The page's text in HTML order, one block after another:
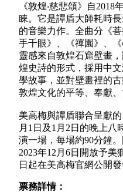
《敦煌‧慈悲頌》自
睞。它是譚盾大師耗時
的音樂力作。全曲分《
手千眼》、《禪園》、
靈感來自敦煌石窟壁畫
煌史詩的形式，採用中
學故事，並對壁畫裡的
敦煌文化的平等、奉獻、
美高梅與譚盾聯合呈獻的
月1日及1月2日的晚上八
演一場，每場約90分鐘
2023年12月6日開放予美
日起在美高梅官網公開發
票務詳情：